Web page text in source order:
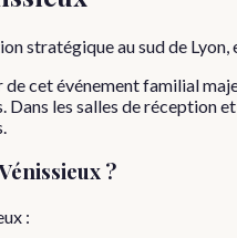
au sud de
cet événement familial
les salles de
?
: